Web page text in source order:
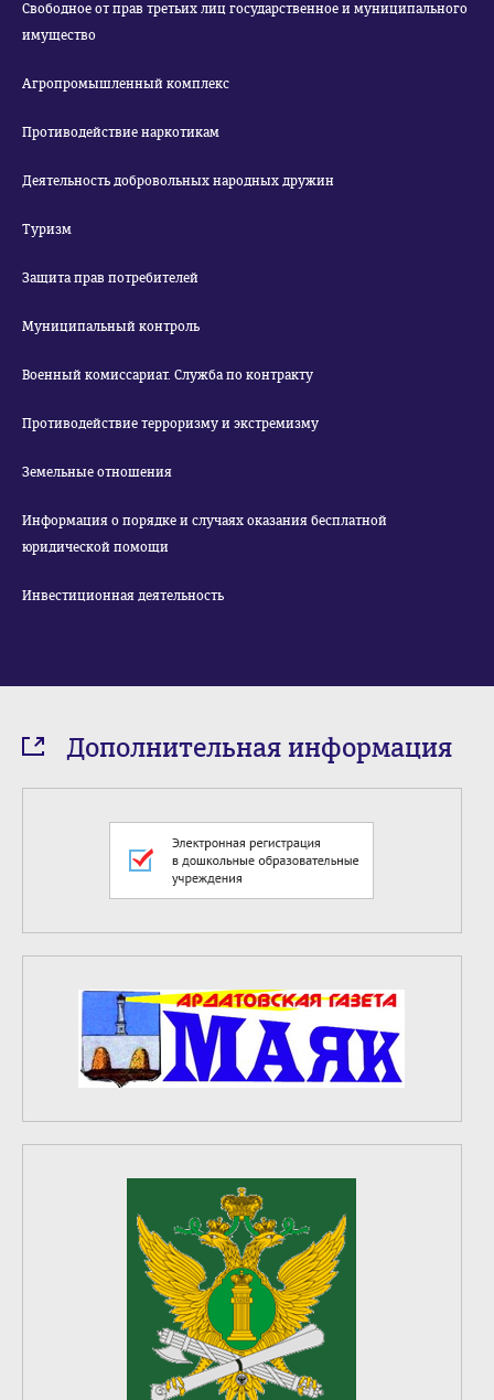
Свободное от прав третьих лиц государственное и муниципального
имущество
Агропромышленный комплекс
Противодействие наркотикам
Деятельность добровольных народных дружин
Туризм
Защита прав потребителей
Муниципальный контроль
Военный комиссариат. Служба по контракту
Противодействие терроризму и экстремизму
Земельные отношения
Информация о порядке и случаях оказания бесплатной
юридической помощи
Инвестиционная деятельность
Дополнительная информация